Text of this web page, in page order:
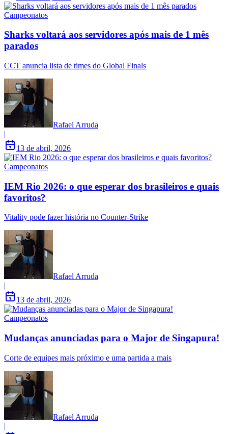
Campeonatos
Sharks voltará aos servidores após mais de 1 mês
parados
CCT anuncia lista de times do Global Finals
Rafael Arruda
|
13 de abril, 2026
Campeonatos
IEM Rio 2026: o que esperar dos brasileiros e quais
favoritos?
Vitality pode fazer história no Counter-Strike
Rafael Arruda
|
13 de abril, 2026
Campeonatos
Mudanças anunciadas para o Major de Singapura!
Corte de equipes mais próximo e uma partida a mais
Rafael Arruda
|